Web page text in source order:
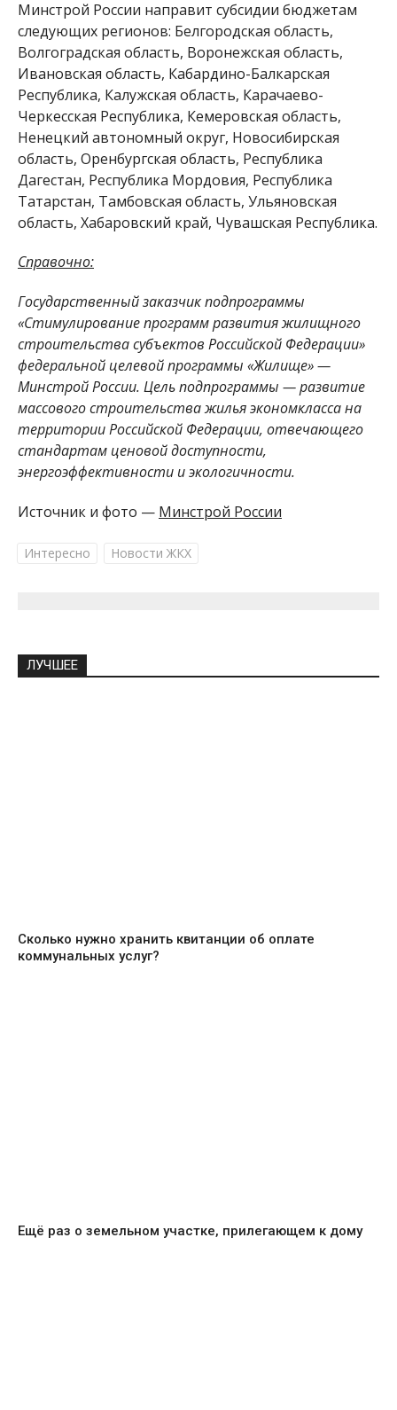
Минстрой России направит субсидии бюджетам
следующих регионов: Белгородская область,
Волгоградская область, Воронежская область,
Ивановская область, Кабардино-Балкарская
Республика, Калужская область, Карачаево-
Черкесская Республика, Кемеровская область,
Ненецкий автономный округ, Новосибирская
область, Оренбургская область, Республика
Дагестан, Республика Мордовия, Республика
Татарстан, Тамбовская область, Ульяновская
область, Хабаровский край, Чувашская Республика.
Справочно:
Государственный заказчик подпрограммы
«Стимулирование программ развития жилищного
строительства субъектов Российской Федерации»
федеральной целевой программы «Жилище» —
Минстрой России. Цель подпрограммы — развитие
массового строительства жилья экономкласса на
территории Российской Федерации, отвечающего
стандартам ценовой доступности,
энергоэффективности и экологичности.
Источник и фото — Минстрой России
Интересно Новости ЖКХ
ЛУЧШЕЕ
Сколько нужно хранить квитанции об оплате
коммунальных услуг?
Ещё раз о земельном участке, прилегающем к дому